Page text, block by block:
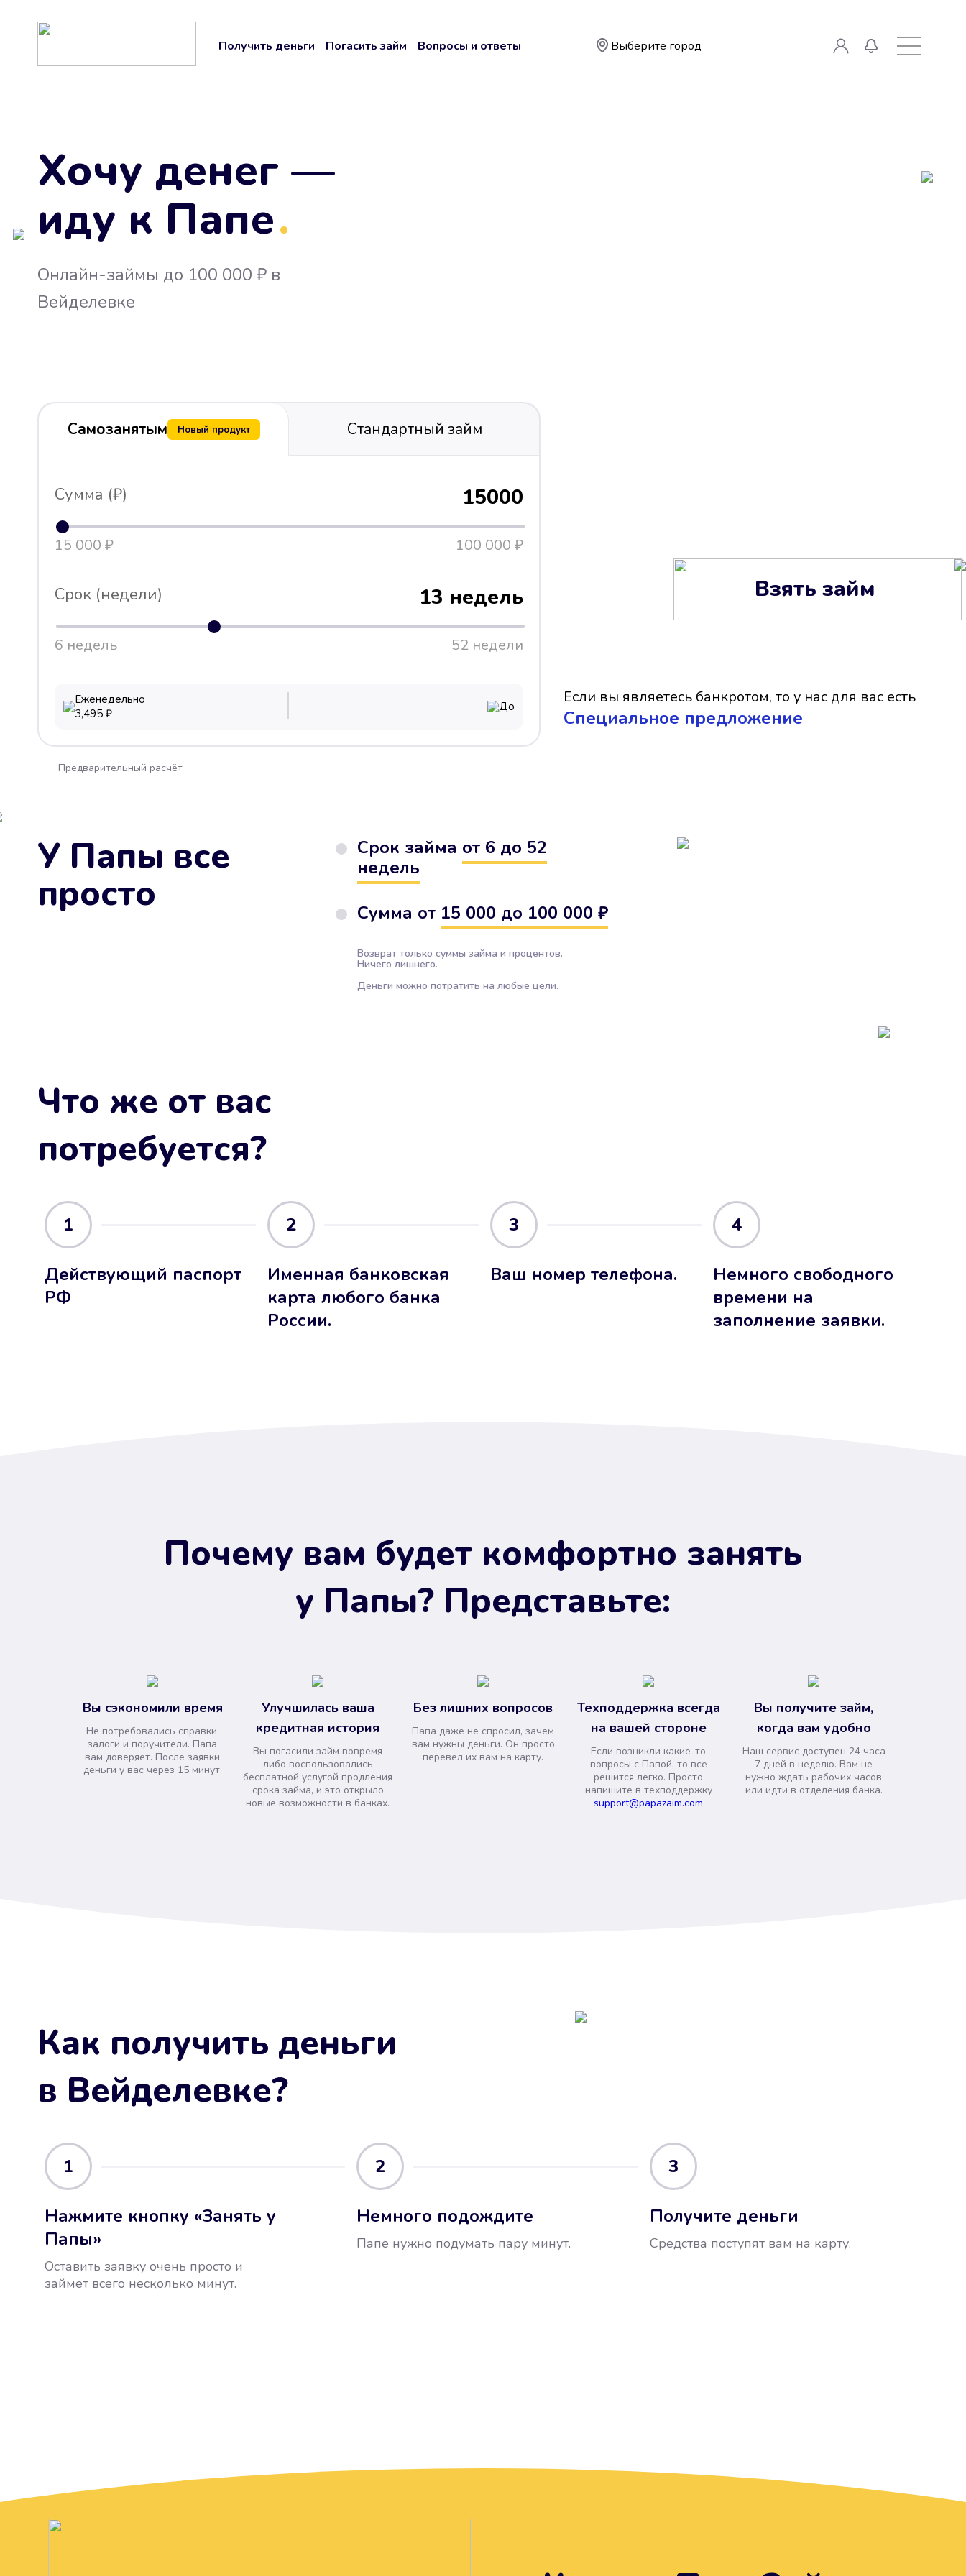
Получить деньги Погасить займ Вопросы и ответы Выберите город
Хочу денег —
иду к Папе
.
Онлайн-займы до 100 000 ₽ в
Вейделевке
Самозанятым Новый продукт Стандартный займ
Сумма (₽) 15000
15 000 ₽ 100 000 ₽
Срок (недели) 13 недель
6 недель 52 недели
Еженедельно
3,495 ₽ До
Взять займ
Если вы являетесь банкротом, то у нас для вас есть
Cпециальное предложение
Предварительный расчёт
У Папы все
просто
Срок займа от 6 до 52
недель
Сумма от 15 000 до 100 000 ₽
Возврат только суммы займа и процентов.
Ничего лишнего.
Деньги можно потратить на любые цели.
Что же от вас
потребуется?
1
Действующий паспорт
РФ
2
Именная банковская
карта любого банка
России.
3
Ваш номер телефона.
4
Немного свободного
времени на
заполнение заявки.
Почему вам будет комфортно занять
у Папы? Представьте:
Вы сэкономили время
Не потребовались справки,
залоги и поручители. Папа
вам доверяет. После заявки
деньги у вас через 15 минут.
Улучшилась ваша
кредитная история
Вы погасили займ вовремя
либо воспользовались
бесплатной услугой продления
срока займа, и это открыло
новые возможности в банках.
Без лишних вопросов
Папа даже не спросил, зачем
вам нужны деньги. Он просто
перевел их вам на карту.
Техподдержка всегда
на вашей стороне
Если возникли какие-то
вопросы с Папой, то все
решится легко. Просто
напишите в техподдержку
support@papazaim.com
Вы получите займ,
когда вам удобно
Наш сервис доступен 24 часа
7 дней в неделю. Вам не
нужно ждать рабочих часов
или идти в отделения банка.
Как получить деньги
в Вейделевке?
1
Нажмите кнопку «Занять у
Папы»
Оставить заявку очень просто и
займет всего несколько минут.
2
Немного подождите
Папе нужно подумать пару минут.
3
Получите деньги
Средства поступят вам на карту.